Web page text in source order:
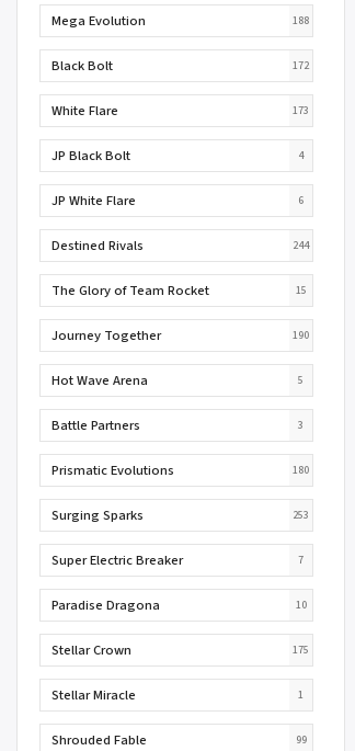
Mega Evolution 188
Black Bolt 172
White Flare 173
JP Black Bolt 4
JP White Flare 6
Destined Rivals 244
The Glory of Team Rocket 15
Journey Together 190
Hot Wave Arena 5
Battle Partners 3
Prismatic Evolutions 180
Surging Sparks 253
Super Electric Breaker 7
Paradise Dragona 10
Stellar Crown 175
Stellar Miracle 1
Shrouded Fable 99